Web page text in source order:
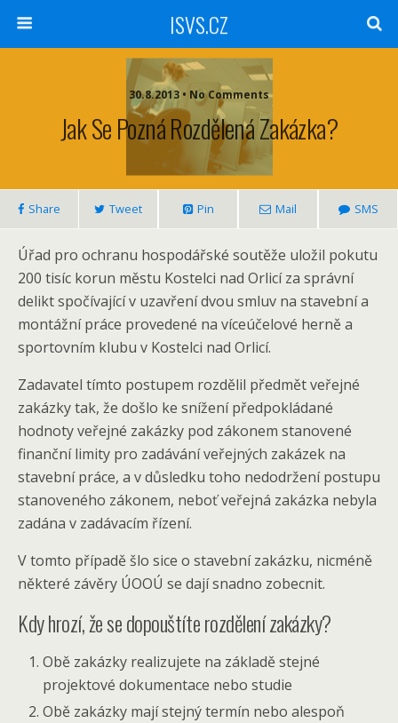
ISVS.CZ
30.8.2013 • No Comments
Jak Se Pozná Rozdělená Zakázka?
Share Tweet Pin Mail SMS
Úřad pro ochranu hospodářské soutěže uložil pokutu
200 tisíc korun městu Kostelci nad Orlicí za správní
delikt spočívající v uzavření dvou smluv na stavební a
montážní práce provedené na víceúčelové herně a
sportovním klubu v Kostelci nad Orlicí.
Zadavatel tímto postupem rozdělil předmět veřejné
zakázky tak, že došlo ke snížení předpokládané
hodnoty veřejné zakázky pod zákonem stanovené
finanční limity pro zadávání veřejných zakázek na
stavební práce, a v důsledku toho nedodržení postupu
stanoveného zákonem, neboť veřejná zakázka nebyla
zadána v zadávacím řízení.
V tomto případě šlo sice o stavební zakázku, nicméně
některé závěry ÚOOÚ se dají snadno zobecnit.
Kdy hrozí, že se dopouštíte rozdělení zakázky?
Obě zakázky realizujete na základě stejné
projektové dokumentace nebo studie
Obě zakázky mají stejný termín nebo alespoň